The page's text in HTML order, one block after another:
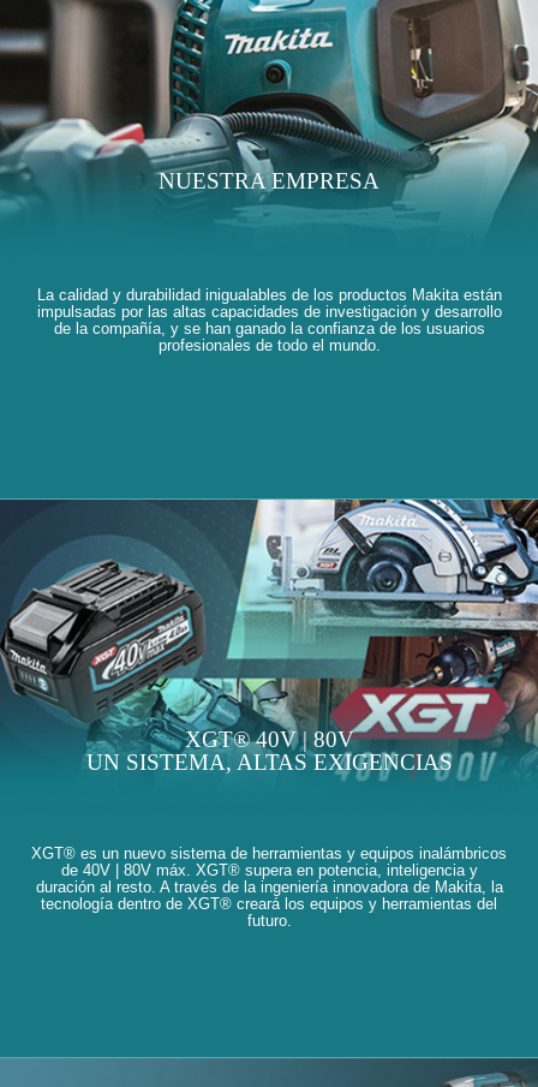
NUESTRA EMPRESA
La calidad y durabilidad inigualables de los productos Makita están
impulsadas por las altas capacidades de investigación y desarrollo
de la compañía, y se han ganado la confianza de los usuarios
profesionales de todo el mundo.
XGT® 40V | 80V
UN SISTEMA, ALTAS EXIGENCIAS
XGT® es un nuevo sistema de herramientas y equipos inalámbricos
de 40V | 80V máx. XGT® supera en potencia, inteligencia y
duración al resto. A través de la ingeniería innovadora de Makita, la
tecnología dentro de XGT® creará los equipos y herramientas del
futuro.